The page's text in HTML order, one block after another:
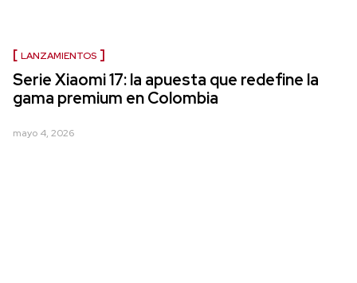
LANZAMIENTOS
Serie Xiaomi 17: la apuesta que redefine la
gama premium en Colombia
mayo 4, 2026